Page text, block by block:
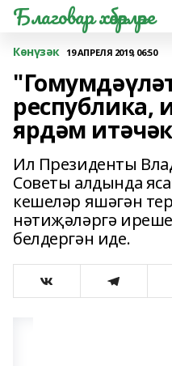
Благовар хәбәрләре
Көнүзәк 19 АПРЕЛЯ 2019, 06:50
республика,
ярдәм
Ил Президенты
Советы алдында
кешеләр яшәгән
нәтиҗәләргә
белдергән иде.